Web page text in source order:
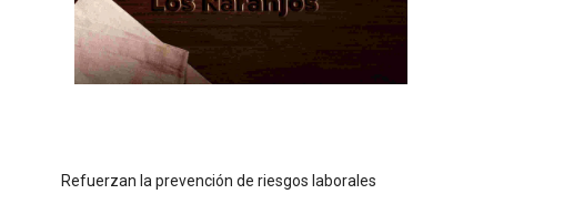
Refuerzan la prevención de riesgos laborales